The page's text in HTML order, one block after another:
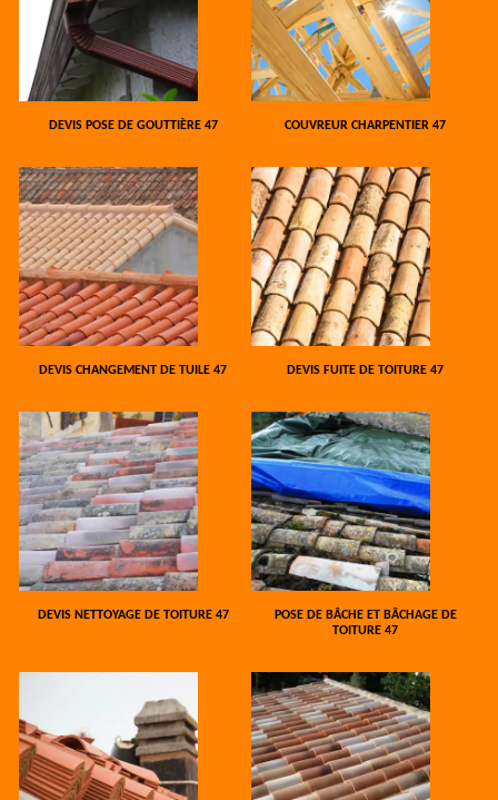
DEVIS POSE DE GOUTTIÈRE 47 COUVREUR CHARPENTIER 47
DEVIS CHANGEMENT DE TUILE 47 DEVIS FUITE DE TOITURE 47
DEVIS NETTOYAGE DE TOITURE 47
POSE DE BÂCHE ET BÂCHAGE DE
TOITURE 47